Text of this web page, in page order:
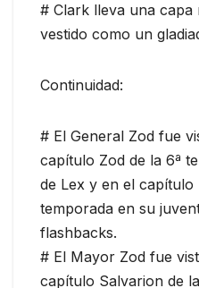
# Clark lleva una capa
vestido como un
Continuidad:
# El General Zod fue
capítulo Zod de la 6ª
de Lex y en el capítulo
temporada en su
flashbacks.
# El Mayor Zod fue
capítulo Salvarion de